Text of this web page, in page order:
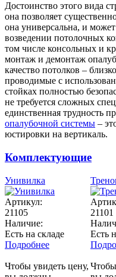
Достоинство этого вида
она позволяет
она универсальна, и
возведении потолочных
том числе консольных и
монтаж и демонтаж
качество потолков –
проводимые с
стойках полностью
не требуется сложных
единственная трудность
опалубочной системы –
юстировки на вертикаль.
Комплектующие
Унивилка
Артикул:
21105
Наличие:
Есть на складе
Подробнее
Чтобы увидеть цену,
21101
Есть